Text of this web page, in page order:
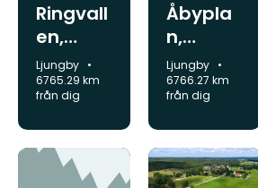
Ringvall
en,
idrottsp
lats
Kommun:
Ljungby
6765.29 km
från dig
Åbypla
n,
idrottsp
lats
Kommun:
Ljungby
6766.27 km
från dig